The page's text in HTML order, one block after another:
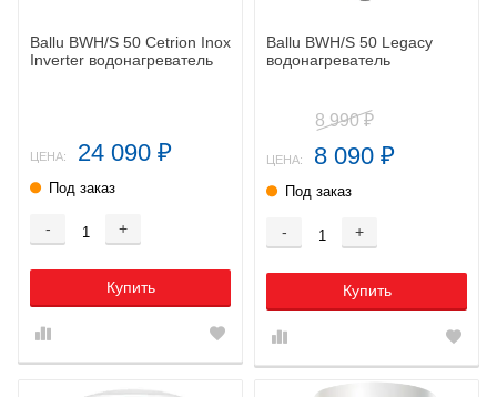
Ballu BWH/S 50 Cetrion Inox
Inverter водонагреватель
ЦЕНА: 24 090 ₽
Под заказ
- +
Купить
Ballu BWH/S 50 Legacy
водонагреватель
8 990₽
ЦЕНА: 8 090 ₽
Под заказ
- +
Купить